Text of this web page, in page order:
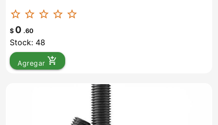
star_border star_border star_border star_border star_border
$ 0 .60
Stock: 48
Agregar add_shopping_cart